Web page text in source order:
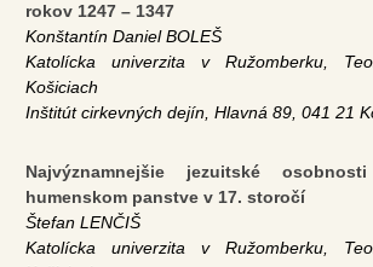
VYDAVATEĽ
KONTAKT
rokov 1247 – 1347
Konštantín Daniel BOLEŠ
Katolícka univerzita v Ružomberku,
Košiciach
Inštitút cirkevných dejín, Hlavná 89, 041 21
Najvýznamnejšie jezuitské
humenskom panstve v 17. storočí
Štefan LENČIŠ
Katolícka univerzita v Ružomberku,